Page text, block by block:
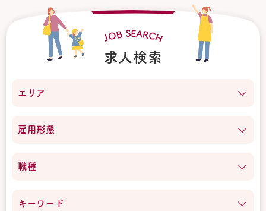
JOB SEARCH
求人検索
エリア
雇用形態
職種
キーワード